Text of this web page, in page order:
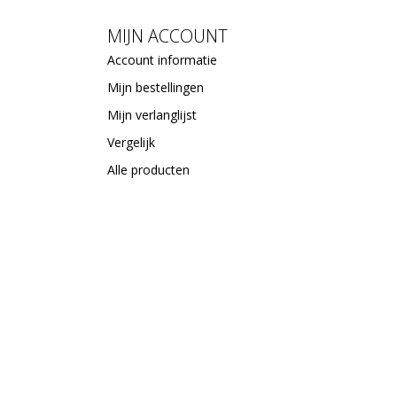
MIJN ACCOUNT
Account informatie
Mijn bestellingen
Mijn verlanglijst
Vergelijk
Alle producten